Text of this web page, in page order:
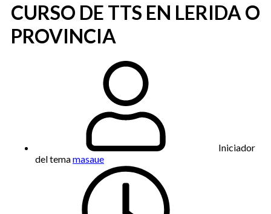
CURSO DE TTS EN LERIDA O
PROVINCIA
Iniciador
del temamasaue